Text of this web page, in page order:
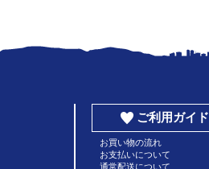
ご利用ガイド
お買い物の流れ
お支払いについて
通常配送について